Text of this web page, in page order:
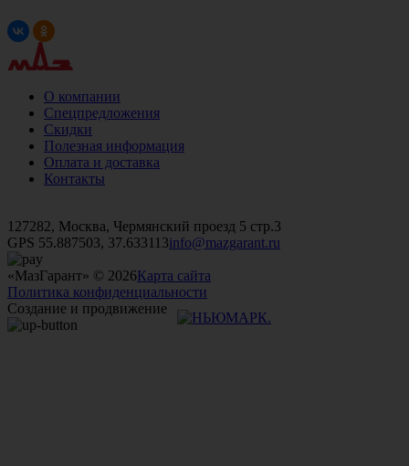
О компании
Спецпредложения
Скидки
Полезная информация
Оплата и доставка
Контакты
127282, Москва, Чермянский проезд 5 стр.3
GPS 55.887503, 37.633113info@mazgarant.ru
«МазГарант» © 2026Карта сайта
Политика конфиденциальности
Создание и продвижение